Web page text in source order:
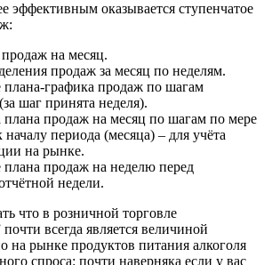
эффективным оказывается ступенчатое
на месяц.
продаж за месяц по неделям.
графика продаж по шагам
шаг принята неделя).
плана продаж на месяц по шагам по мере
периода (месяца) – для учёта
на рынке.
продаж на неделю перед
недели.
что в розничной торговле
всегда является величиной
на рынке продуктов питания алкоголя
спроса: почти наверняка если у вас